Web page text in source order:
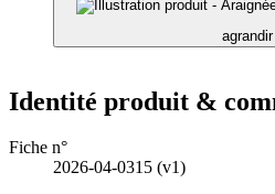
agrandir
Identité produit &
Fiche n°
2026-04-0315 (v1)